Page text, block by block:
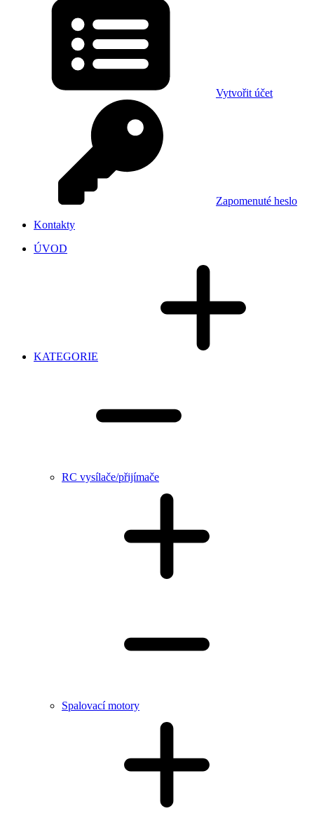
Vytvořit účet
Zapomenuté heslo
Kontakty
ÚVOD
KATEGORIE
RC vysílače/přijímače
Spalovací motory